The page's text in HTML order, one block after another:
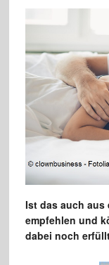
Ist das auch aus
empfehlen und
dabei noch